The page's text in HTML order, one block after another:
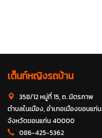
เต็นท์หญิงรถบ้าน
358/12 หมู่ที่ 15, ถ. มิตรภาพ
ตำบลในเมือง, อำเภอเมืองขอนแก่น
จังหวัดขอนแก่น 40000
086-425-5362